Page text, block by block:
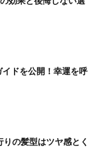
ドを公開！幸運を呼
の髪型はツヤ感とく